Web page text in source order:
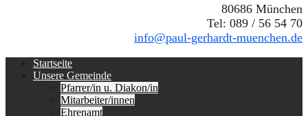
80686 München
Tel: 089 / 56 54 70
info@paul-gerhardt-muenchen.de
Erstes
Menü
Startseite
Unsere Gemeinde
Pfarrer/in u. Diakon/in
Mitarbeiter/innen
Ehrenamt